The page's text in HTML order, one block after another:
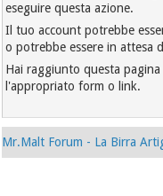
eseguire questa azione.
Il tuo account potrebbe
o potrebbe essere in attesa
Hai raggiunto questa
l'appropriato form o link.
Mr.Malt Forum - La Birra